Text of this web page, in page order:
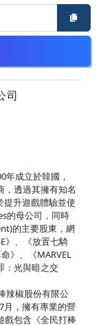
司
成立於韓國，
，透過其擁有知名
提升遊戲體驗並使
的母公司，同時
的主要股東，網
》、《放置七騎
》、《MARVEL
：光與暗之交
辣椒股份有限公
，擁有專業的營
戲包含《全民打棒